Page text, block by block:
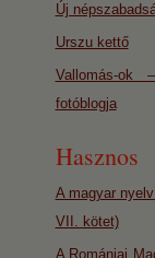
Új
Urszu kettő
Vallomás-ok
fotóblogja
Hasznos
A magyar
VII. kötet)
A Romániai